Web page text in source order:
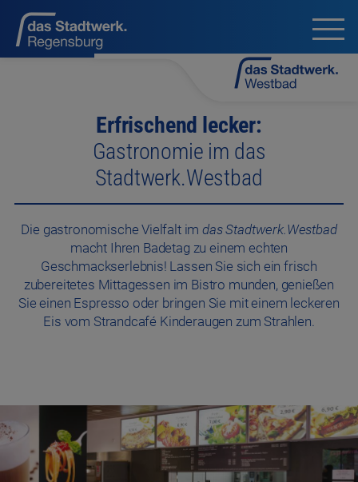
Erfrischend lecker:
Gastronomie im das
Stadtwerk.Westbad
Die gastronomische Vielfalt imdas Stadtwerk.Westbad
macht Ihren Badetag zu einem echten
Geschmackserlebnis! Lassen Sie sich ein frisch
zubereitetes Mittagessen im Bistro munden, genießen
Sie einen Espresso oder bringen Sie mit einem leckeren
Eis vom Strandcafé Kinderaugen zum Strahlen.